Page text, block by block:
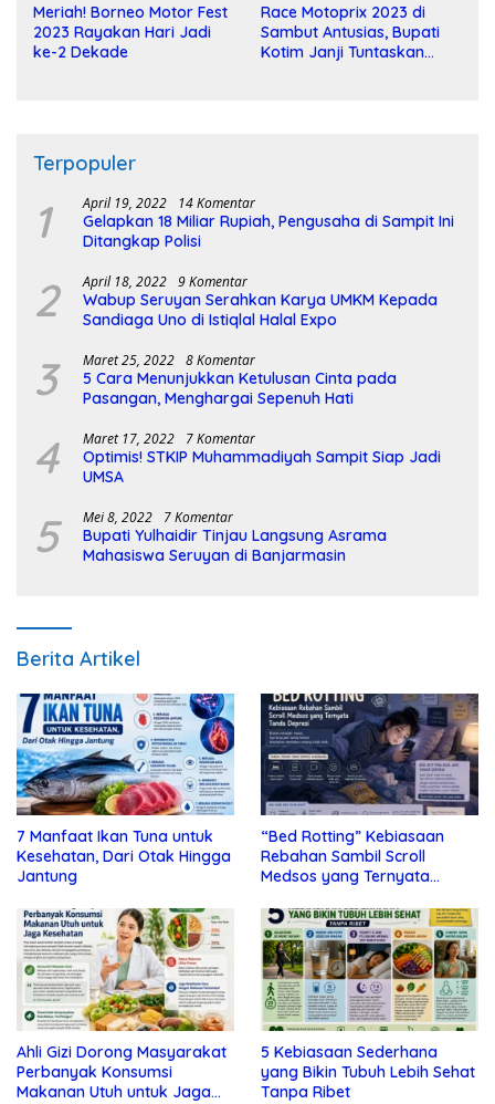
Meriah! Borneo Motor Fest
2023 Rayakan Hari Jadi
ke-2 Dekade
Race Motoprix 2023 di
Sambut Antusias, Bupati
Kotim Janji Tuntaskan
Terpopuler
1 April 19, 2022 14 Komentar
Gelapkan 18 Miliar Rupiah, Pengusaha di Sampit Ini
Ditangkap Polisi
2 April 18, 2022 9 Komentar
Wabup Seruyan Serahkan Karya UMKM Kepada
Sandiaga Uno di Istiqlal Halal Expo
3 Maret 25, 2022 8 Komentar
5 Cara Menunjukkan Ketulusan Cinta pada
Pasangan, Menghargai Sepenuh Hati
4 Maret 17, 2022 7 Komentar
Optimis! STKIP Muhammadiyah Sampit Siap Jadi
UMSA
5 Mei 8, 2022 7 Komentar
Bupati Yulhaidir Tinjau Langsung Asrama
Mahasiswa Seruyan di Banjarmasin
Berita Artikel
7 Manfaat Ikan Tuna untuk
Kesehatan, Dari Otak Hingga
Jantung
“Bed Rotting” Kebiasaan
Rebahan Sambil Scroll
Medsos yang Ternyata
Ahli Gizi Dorong Masyarakat
Perbanyak Konsumsi
Makanan Utuh untuk Jaga
5 Kebiasaan Sederhana
yang Bikin Tubuh Lebih Sehat
Tanpa Ribet